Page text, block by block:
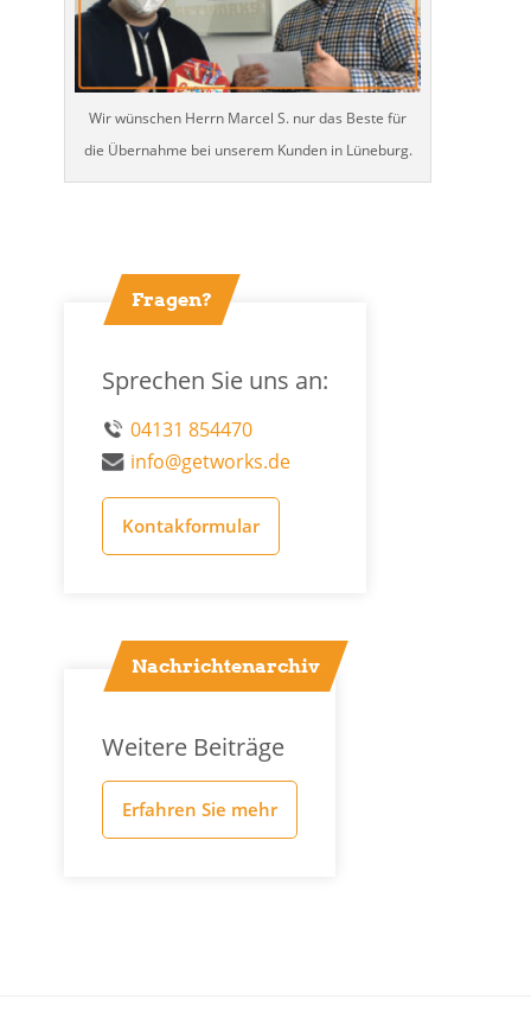
Wir wünschen Herrn Marcel S. nur das Beste für
die Übernahme bei unserem Kunden in Lüneburg.
Fragen?
Sprechen Sie uns an:
04131 854470
info@getworks.de
Kontakformular
Nachrichtenarchiv
Weitere Beiträge
Erfahren Sie mehr